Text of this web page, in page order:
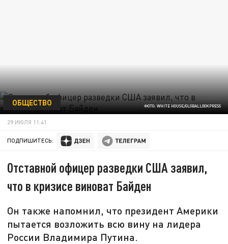
ФОТО: WHITE HOUSE/GLOBALLOOKPRESS
ОБЩЕСТВО
29 ИЮЛЯ 11:41
ПОДПИШИТЕСЬ:
Отставной офицер разведки США заявил,
что в кризисе виноват Байден
Он также напомнил, что президент Америки
пытается возложить всю вину на лидера
России Владимира Путина.